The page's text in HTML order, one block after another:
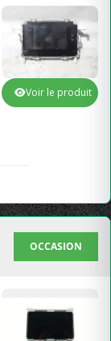
Voir le produit
OCCASION